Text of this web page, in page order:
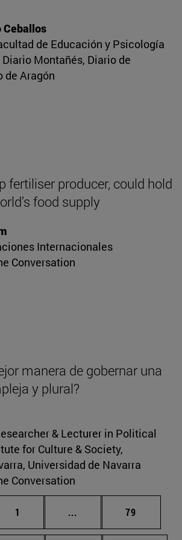
Ceballos
de Educación y Psicología
Diario Montañés, Diario de
de Aragón
fertiliser producer, could hold
food supply
Internacionales
Conversation
manera de gobernar una
y plural?
& Lecturer in Political
for Culture & Society,
Universidad de Navarra
Conversation
Página
1 ... Páginas intermedias
Página
79